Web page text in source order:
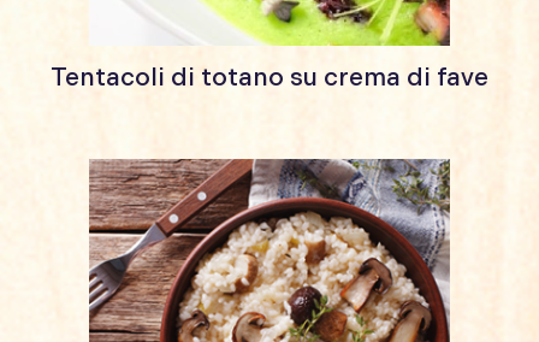
Tentacoli di totano su crema di fave